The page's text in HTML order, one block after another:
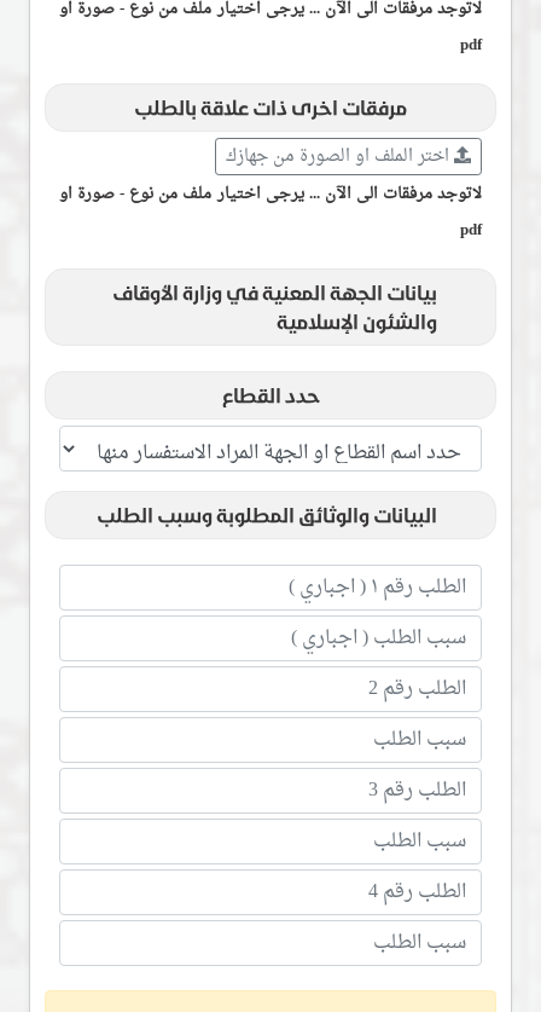
لاتوجد مرفقات الى الآن ... يرجى اختيار ملف من نوع - صورة او
pdf
مرفقات اخرى ذات علاقة بالطلب
لاتوجد مرفقات الى الآن ... يرجى اختيار ملف من نوع - صورة او
pdf
بيانات الجهة المعنية في وزارة الأوقاف
والشئون الإسلامية
حدد القطاع
البيانات والوثائق المطلوبة وسبب الطلب